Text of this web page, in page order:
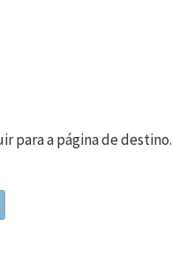
para a página de destino.